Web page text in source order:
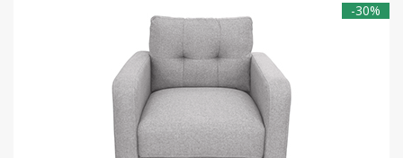
-30%